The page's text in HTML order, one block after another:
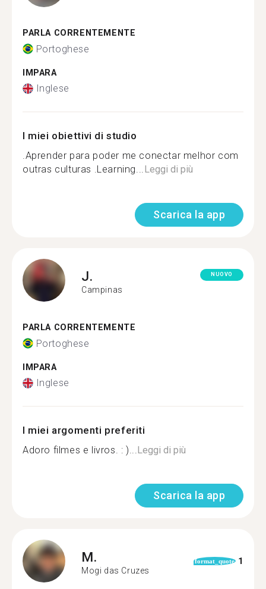
PARLA CORRENTEMENTE
Portoghese
IMPARA
Inglese
I miei obiettivi di studio
.Aprender para poder me conectar melhor com
outras culturas .Learning...Leggi di più
Scarica la app
J.
Campinas
NUOVO
PARLA CORRENTEMENTE
Portoghese
IMPARA
Inglese
I miei argomenti preferiti
Adoro filmes e livros. : )...Leggi di più
Scarica la app
M.
Mogi das Cruzes
format_quote 1